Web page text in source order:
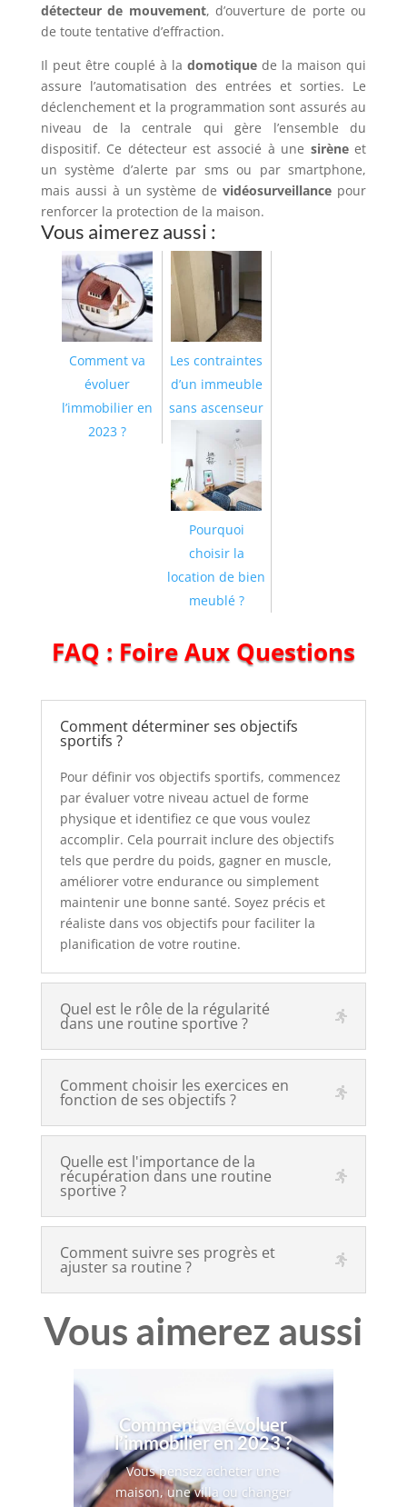
détecteur de mouvement, d’ouverture de porte ou
de toute tentative d’effraction.
Il peut être couplé à ladomotique de la maison qui
assure l’automatisation des entrées et sorties. Le
déclenchement et la programmation sont assurés au
niveau de la centrale qui gère l’ensemble du
dispositif. Ce détecteur est associé à une sirèneet
un système d’alerte par sms ou par smartphone,
mais aussi à un système devidéosurveillance pour
renforcer la protection de la maison.
Vous aimerez aussi :
Comment va
évoluer
l’immobilier en
2023 ?
Les contraintes
d’un immeuble
sans ascenseur
Pourquoi
choisir la
location de bien
meublé ?
FAQ : Foire Aux Questions
Comment déterminer ses objectifs
sportifs ?
Pour définir vos objectifs sportifs, commencez
par évaluer votre niveau actuel de forme
physique et identifiez ce que vous voulez
accomplir. Cela pourrait inclure des objectifs
tels que perdre du poids, gagner en muscle,
améliorer votre endurance ou simplement
maintenir une bonne santé. Soyez précis et
réaliste dans vos objectifs pour faciliter la
planification de votre routine.
Quel est le rôle de la régularité
dans une routine sportive ?
Comment choisir les exercices en
fonction de ses objectifs ?
Quelle est l'importance de la
récupération dans une routine
sportive ?
Comment suivre ses progrès et
ajuster sa routine ?
Vous aimerez aussi
Comment va évoluer
l’immobilier en 2023 ?
Vous pensez acheter une
maison, une villa ou changer